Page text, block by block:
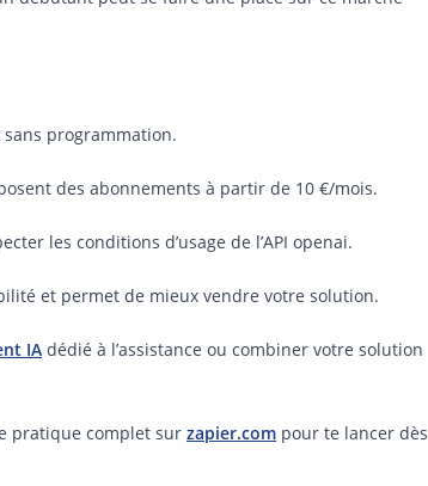
programmation.
des abonnements à partir de 10 €/mois.
les conditions d’usage de l’API openai.
et permet de mieux vendre votre solution.
IA dédié à l’assistance ou combiner votre solution
pratique complet sur zapier.com pour te lancer dès